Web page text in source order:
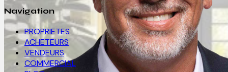
Navigation
PROPRIETES
ACHETEURS
VENDEURS
COMMERCIAL